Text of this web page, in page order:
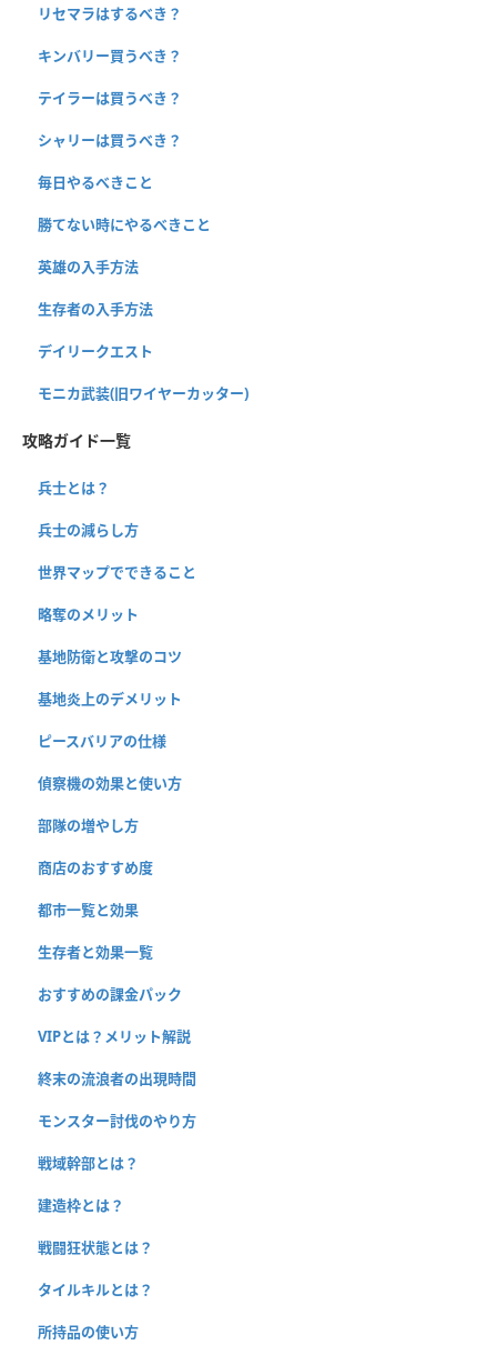
リセマラはするべき？
キンバリー買うべき？
テイラーは買うべき？
シャリーは買うべき？
毎日やるべきこと
勝てない時にやるべきこと
英雄の入手方法
生存者の入手方法
デイリークエスト
モニカ武装(旧ワイヤーカッター)
攻略ガイド一覧
兵士とは？
兵士の減らし方
世界マップでできること
略奪のメリット
基地防衛と攻撃のコツ
基地炎上のデメリット
ピースバリアの仕様
偵察機の効果と使い方
部隊の増やし方
商店のおすすめ度
都市一覧と効果
生存者と効果一覧
おすすめの課金パック
VIPとは？メリット解説
終末の流浪者の出現時間
モンスター討伐のやり方
戦域幹部とは？
建造枠とは？
戦闘狂状態とは？
タイルキルとは？
所持品の使い方